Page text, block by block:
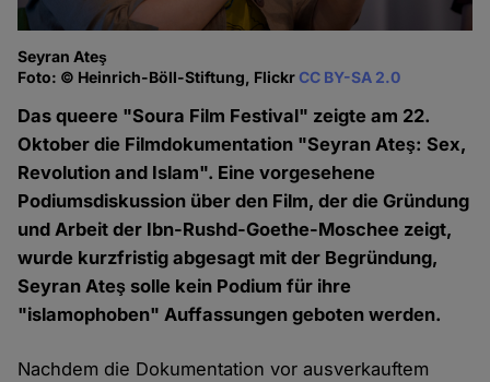
Seyran Ateş
Foto: © Heinrich-Böll-Stiftung, FlickrCC BY-SA 2.0
Das queere "Soura Film Festival" zeigte am 22.
Oktober die Filmdokumentation "Seyran Ateş: Sex,
Revolution and Islam". Eine vorgesehene
Podiumsdiskussion über den Film, der die Gründung
und Arbeit der Ibn-Rushd-Goethe-Moschee zeigt,
wurde kurzfristig abgesagt mit der Begründung,
Seyran Ateş solle kein Podium für ihre
"islamophoben" Auffassungen geboten werden.
Nachdem die Dokumentation vor ausverkauftem